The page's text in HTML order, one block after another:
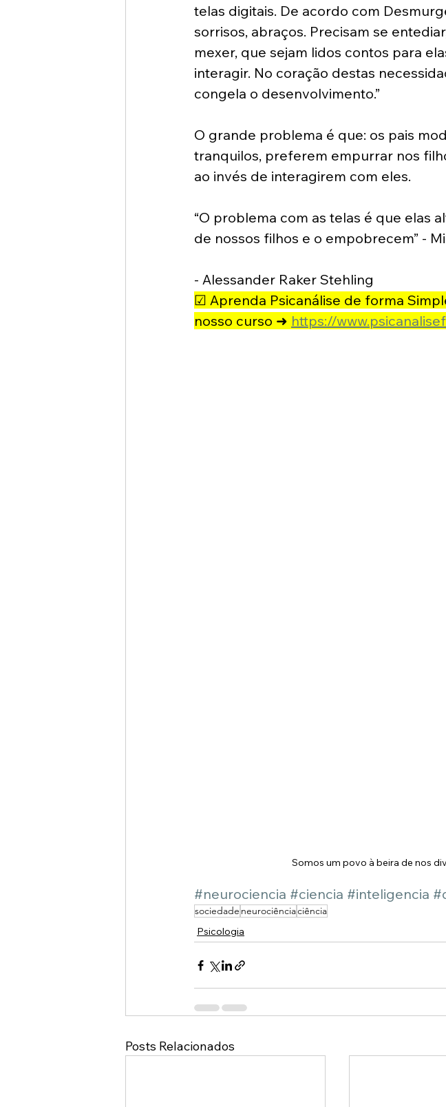
telas digitais. De acordo com
sorrisos, abraços. Precisam se
mexer, que sejam lidos contos para
interagir. No coração destas
congela o desenvolvimento.”
O grande problema é que: os pais
tranquilos, preferem empurrar nos
ao invés de interagirem com eles.
“O problema com as telas é que elas
de nossos filhos e o empobrecem” -
- Alessander Raker Stehling
☑ Aprenda Psicanálise de forma
nosso curso ➜ https://
Somos um povo à beira de nos
#neurociencia #ciencia #inteligencia
sociedade neurociênciaciência
Psicologia
Posts Relacionados